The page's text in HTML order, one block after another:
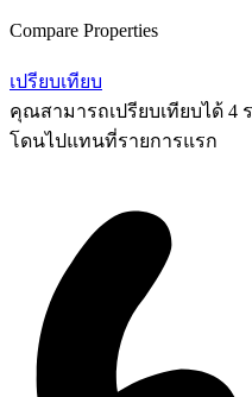
Compare Properties
เปรียบเทียบ
คุณสามารถเปรียบเทียบได้ 4
โดนไปแทนที่รายการแรก